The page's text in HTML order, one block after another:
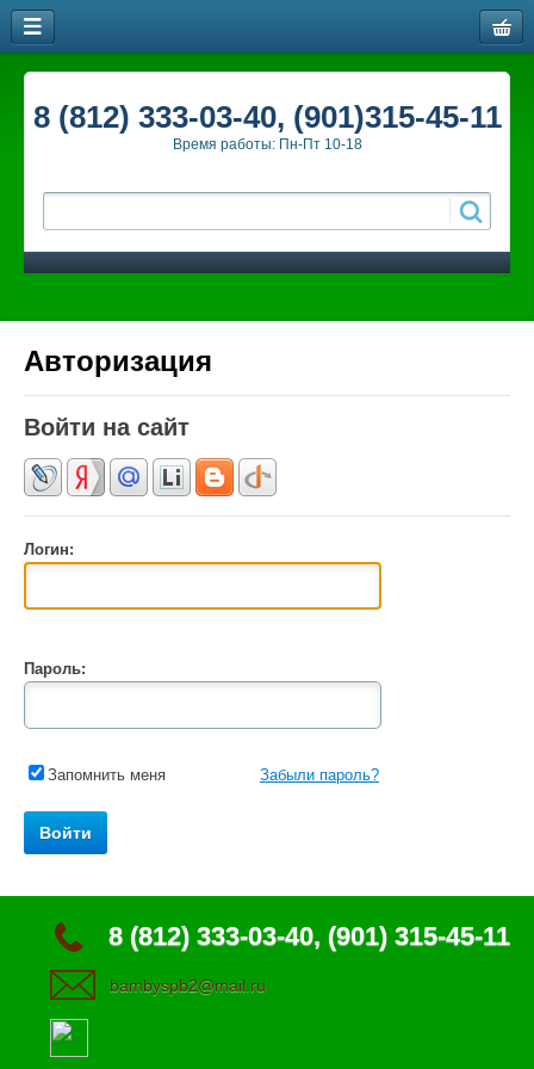
8 (812) 333-03-40, (901)315-45-11
Время работы: Пн-Пт 10-18
Авторизация
Войти на сайт
Логин:
Пароль:
Запомнить меня Забыли пароль?
8 (812) 333-03-40, (901) 315-45-11
bambyspb2@mail.ru